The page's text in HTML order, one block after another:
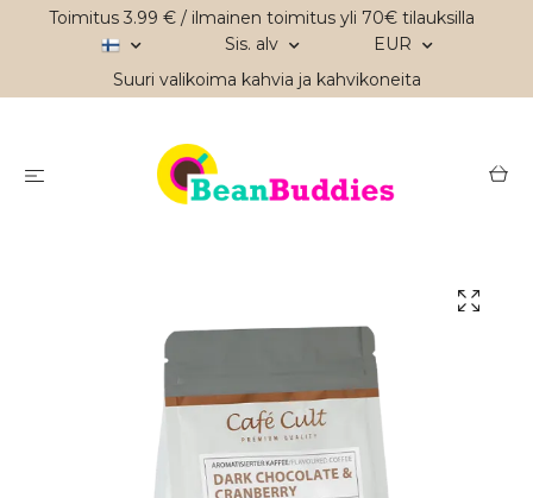
Toimitus 3.99 € / ilmainen toimitus yli 70€ tilauksilla
Sis. alv
EUR
Suuri valikoima kahvia ja kahvikoneita